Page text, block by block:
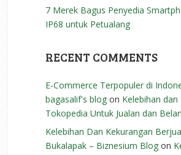
7 Merek Bagus Penyedia
IP68 untuk Petualang
RECENT COMMENTS
E-Commerce Terpopuler di
bagasalif's blog on Kelebihan dan
Tokopedia Untuk Jualan dan
Kelebihan Dan Kekurangan
Bukalapak – Biznesium Blog on